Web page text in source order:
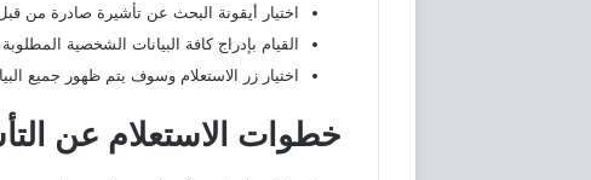
اختيار أيقونة البحث عن تأشيرة صادرة من
القيام بإدراج كافة البيانات الشخصية
اختيار زر الاستعلام وسوف يتم ظهور جميع
خطوات الاستعلام عن